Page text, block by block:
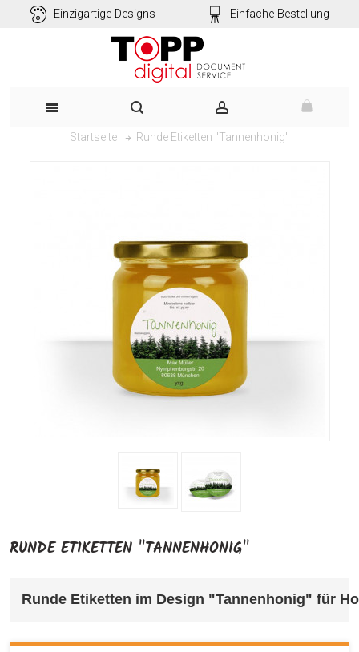
Einzigartige Designs Einfache Bestellung
Startseite Runde Etiketten "Tannenhonig"
RUNDE ETIKETTEN "TANNENHONIG"
Runde Etiketten im Design "Tannenhonig" für